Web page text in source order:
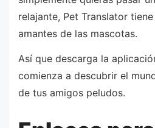
relajante, Pet Translator
amantes de las mascotas.
Así que descarga la
comienza a descubrir el
de tus amigos peludos.